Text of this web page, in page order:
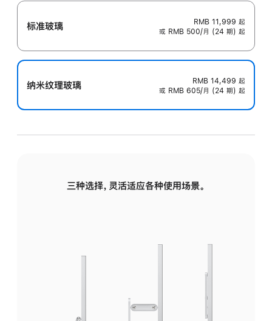
标准玻璃 RMB 11,999 起
或 RMB 500/月 (24 期) 起
纳米纹理玻璃 RMB 14,499 起
或 RMB 605/月 (24 期) 起
三种选择，灵活适应各种使用场景。